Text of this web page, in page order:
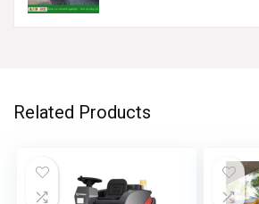
Related Products